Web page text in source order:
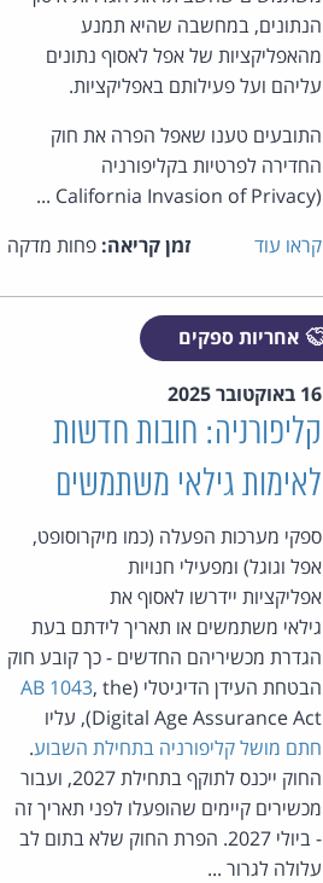
הנתונים, במחשבה שהיא תמנע
מהאפליקציות של אפל לאסוף נתונים
עליהם ועל פעילותם באפליקציות.
התובעים טענו שאפל הפרה את חוק
החדירה לפרטיות בקליפורניה
(California Invasion of Privacy ...
קראו עוד
זמן קריאה: פחות מדקה
אחריות ספקים
16 באוקטובר 2025
קליפורניה: חובות חדשות
לאימות גילאי משתמשים
ספקי מערכות הפעלה (כמו מיקרוסופט,
אפל וגוגל) ומפעילי חנויות
אפליקציות יידרשו לאסוף את
גילאי משתמשים או תאריך לידתם בעת
הגדרת מכשיריהם החדשים - כך קובע חוק
הבטחת העידן הדיגיטלי (
AB 1043, the
Digital Age Assurance Act), עליו
חתם מושל קליפורניה בתחילת השבוע.
החוק ייכנס לתוקף בתחילת 2027, ועבור
מכשירים קיימים שהופעלו לפני תאריך זה
- ביולי 2027. הפרת החוק שלא בתום לב
עלולה לגרור ...